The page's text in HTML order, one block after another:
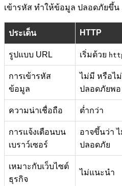
เข้ารหัส ทำให้ข้อมูล ปลอดภัยขึ้น
ประเด็น HTTP
รูปแบบ URL เริ่มด้วย
การเข้ารหัส
ข้อมูล
ไม่มี หรือไม่
ปลอดภัยพอ
ความน่าเชื่อถือ ต่ำกว่า
การแจ้งเตือนบน
เบราว์เซอร์
อาจขึ้นว่า
ปลอดภัย
เหมาะกับเว็บไซต์
ธุรกิจ
ไม่แนะนำ